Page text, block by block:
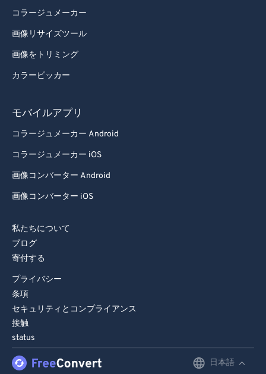
コラージュメーカー
画像リサイズツール
画像をトリミング
カラーピッカー
モバイルアプリ
コラージュメーカー Android
コラージュメーカー iOS
画像コンバーター Android
画像コンバーター iOS
私たちについて
ブログ
寄付する
プライバシー
条項
セキュリティとコンプライアンス
接触
status
日本語